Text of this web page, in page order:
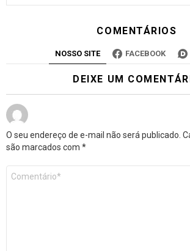
COMENTÁRIOS
NOSSO SITE FACEBOOK
DEIXE UM
O seu endereço de e-mail não será publicado.
são marcados com *